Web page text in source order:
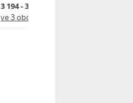
3 194 - 3 449 Kč
ve 3 obchodech